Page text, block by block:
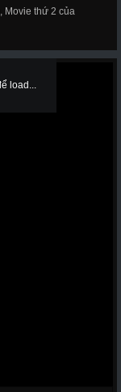
Movie thứ 2 của
load...